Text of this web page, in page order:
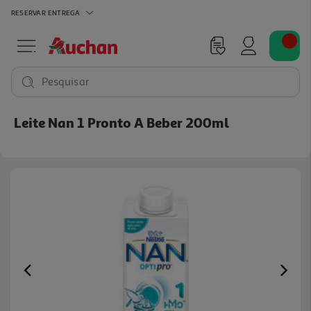
RESERVAR ENTREGA
Pesquisar
Leite Nan 1 Pronto A Beber 200ml
Previous